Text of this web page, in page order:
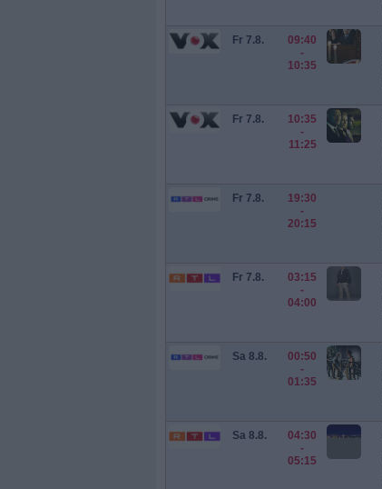
Fr 7.8.
09:40
-
10:35
Fr 7.8.
10:35
-
11:25
Fr 7.8.
19:30
-
20:15
Fr 7.8.
03:15
-
04:00
Sa 8.8.
00:50
-
01:35
Sa 8.8.
04:30
-
05:15